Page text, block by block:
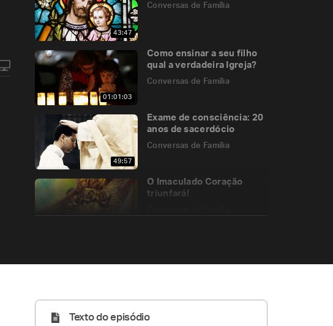
43:47
Conversas de Família
01:01:03
Como ensinar a seu filho
qual a verdadeira Igreja?
Conversas de Família
49:57
Exame de consciência: 20
anos de sacerdócio
Conversas de Família
O Imaculado Coração
triunfará!
Conversas de Família
Texto do episódio